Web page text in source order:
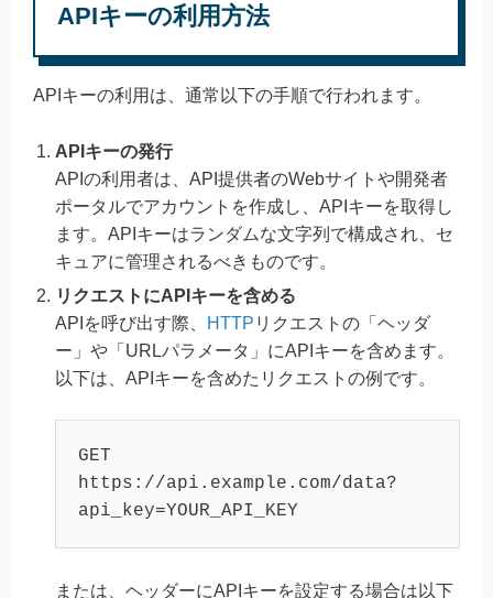
APIキーの利用方法
APIキーの利用は、通常以下の手順で行われます。
APIキーの発行
APIの利用者は、API提供者のWebサイトや開発者
ポータルでアカウントを作成し、APIキーを取得し
ます。APIキーはランダムな文字列で構成され、セ
キュアに管理されるべきものです。
リクエストにAPIキーを含める
APIを呼び出す際、
HTTP リクエストの「ヘッダ
ー」や「URLパラメータ」にAPIキーを含めます。
以下は、APIキーを含めたリクエストの例です。
GET
https://api.example.com/data?
api_key=YOUR_API_KEY
または、ヘッダーにAPIキーを設定する場合は以下